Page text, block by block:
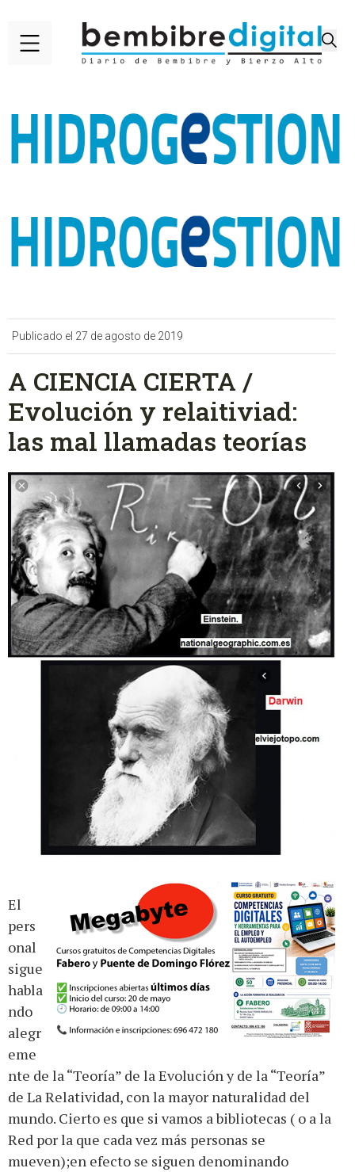
Publicado el 27 de agosto de 2019
A CIENCIA CIERTA /
Evolución y relaitiviad:
las mal llamadas teorías
El
pers
onal
sigue
habla
ndo
alegr
eme
nte de la “Teoría” de la Evolución y de la “Teoría”
de La Relatividad, con la mayor naturalidad del
mundo. Cierto es que si vamos a bibliotecas ( o a la
Red por la que cada vez más personas se
mueven);en efecto se siguen denominando